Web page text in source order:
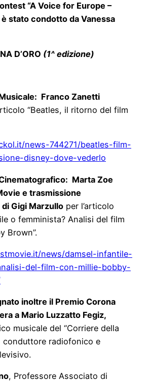
“A Voice for Europe –
è stato condotto da Vanessa
D’ORO (1^ edizione)
Franco Zanetti
“Beatles, il ritorno del film
news-744271/beatles-film-
disney-dove-vederlo
Marta Zoe
e trasmissione
Gigi Marzullo per l’articolo
o femminista? Analisi del film
Brown”.
news/damsel-infantile-
del-film-con-millie-bobby-
inoltre il Premio Corona
a Mario Luzzatto Fegiz,
musicale del “Corriere della
conduttore radiofonico e
, Professore Associato di